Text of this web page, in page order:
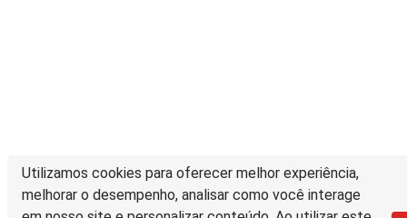
Utilizamos cookies para oferecer melhor experiência,
melhorar o desempenho, analisar como você interage